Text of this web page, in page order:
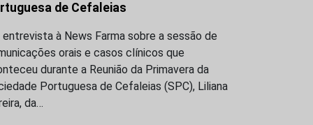
de Cefaleias
entrevista à News Farma sobre a sessão de
orais e casos clínicos que
durante a Reunião da Primavera da
Portuguesa de Cefaleias (SPC), Liliana
da…